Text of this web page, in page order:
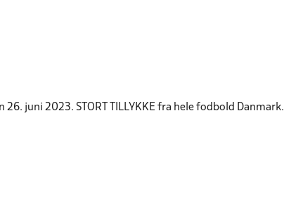
26. juni 2023. STORT TILLYKKE fra hele fodbold Danmark.